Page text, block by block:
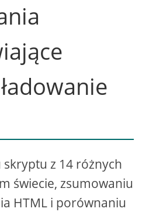
z 14 różnych
świecie, zsumowaniu
HTML i porównaniu